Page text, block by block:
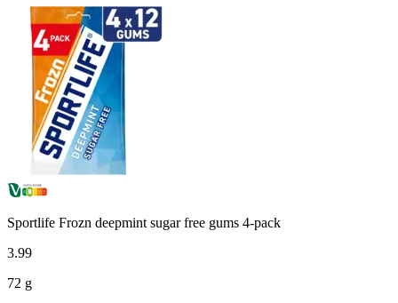
Sportlife Frozn deepmint sugar free gums 4-pack
3.99
72 g